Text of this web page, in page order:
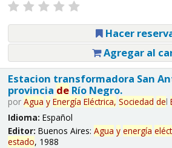
Hacer
Agregar al
Estacion transformadora San
provincia deRío Negro.
por Agua y Energía Eléctrica, Sociedad del
Idioma: Español
Editor: Buenos Aires: Agua y energía
estado, 1988